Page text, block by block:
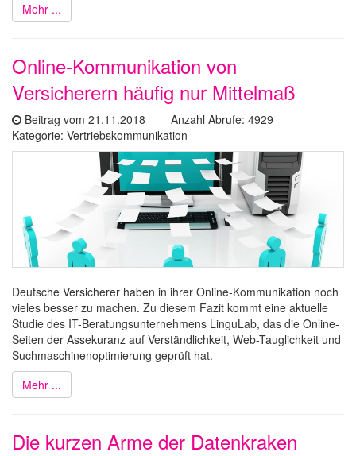
Mehr ...
Online-Kommunikation von
Versicherern häufig nur Mittelmaß
Beitrag vom 21.11.2018 Anzahl Abrufe: 4929
Kategorie: Vertriebskommunikation
Deutsche Versicherer haben in ihrer Online-Kommunikation noch
vieles besser zu machen. Zu diesem Fazit kommt eine aktuelle
Studie des IT-Beratungsunternehmens LinguLab, das die Online-
Seiten der Assekuranz auf Verständlichkeit, Web-Tauglichkeit und
Suchmaschinenoptimierung geprüft hat.
Mehr ...
Die kurzen Arme der Datenkraken